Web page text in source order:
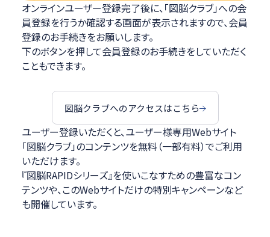
オンラインユーザー登録完了後に、「図脳クラブ」への会
員登録を行うか確認する画面が表示されますので、会員
登録のお手続きをお願いします。
下のボタンを押して会員登録のお手続きをしていただく
こともできます。
図脳クラブへのアクセスはこちら
ユーザー登録いただくと、ユーザー様専用Webサイト
「図脳クラブ」のコンテンツを無料（一部有料）でご利用
いただけます。
『図脳RAPIDシリーズ』を使いこなすための豊富なコン
テンツや、このWebサイトだけの特別キャンペーンなど
も開催しています。